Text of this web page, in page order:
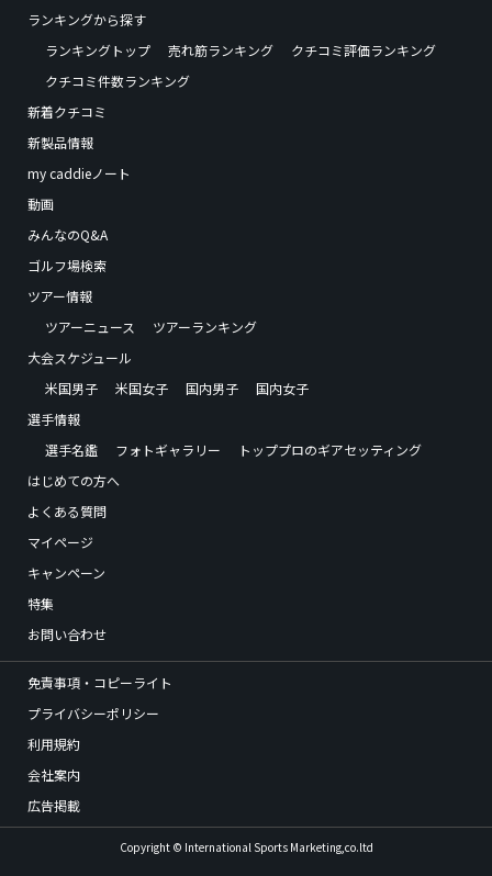
ランキングから探す
ランキングトップ
売れ筋ランキング
クチコミ評価ランキング
クチコミ件数ランキング
新着クチコミ
新製品情報
my caddieノート
動画
みんなのQ&A
ゴルフ場検索
ツアー情報
ツアーニュース
ツアーランキング
大会スケジュール
米国男子
米国女子 国内男子
国内女子
選手情報
選手名鑑
フォトギャラリー
トッププロのギアセッティング
はじめての方へ
よくある質問
マイページ
キャンペーン
特集
お問い合わせ
免責事項・コピーライト
プライバシーポリシー
利用規約
会社案内
広告掲載
Copyright © International Sports Marketing,co.ltd